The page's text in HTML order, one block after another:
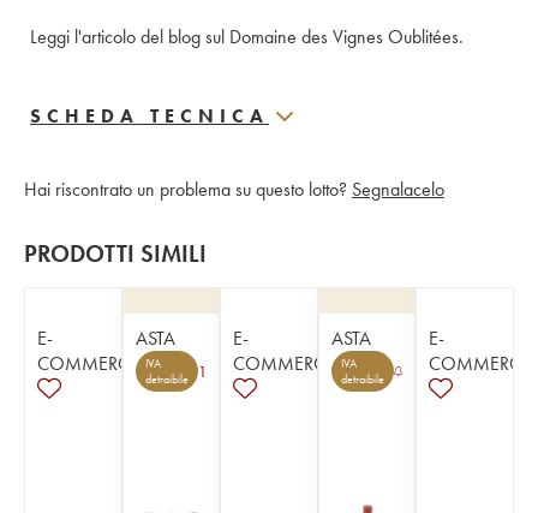
Leggi l'articolo del blog sul Domaine des Vignes Oublitées.
SCHEDA TECNICA
Hai riscontrato un problema su questo lotto? Segnalacelo
PRODOTTI SIMILI
E-
COMMERCE
ASTA
IVA
detraibile
1
E-
COMMERCE
ASTA
IVA
detraibile
E-
COMMERCE